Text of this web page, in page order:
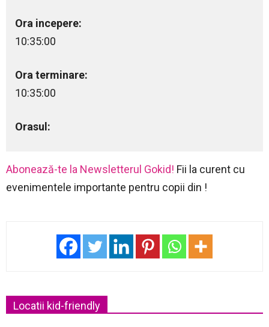
Ora incepere:
10:35:00
Ora terminare:
10:35:00
Orasul:
Abonează-te la Newsletterul Gokid! Fii la curent cu
evenimentele importante pentru copii din !
Locatii kid-friendly